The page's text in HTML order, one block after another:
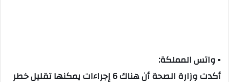
▪ واتس المملكة:
أكدت وزارة الصحة أن هناك 6 إجراءات يمكنها تقليل خطر